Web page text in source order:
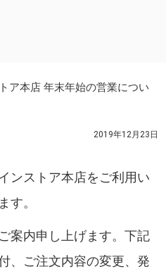
ア本店 年末年始の営業につい
2019年12月23日
ンストア本店をご利用い
す。
案内申し上げます。下記
、ご注文内容の変更、発